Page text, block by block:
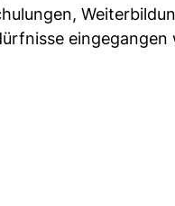
eingegangen